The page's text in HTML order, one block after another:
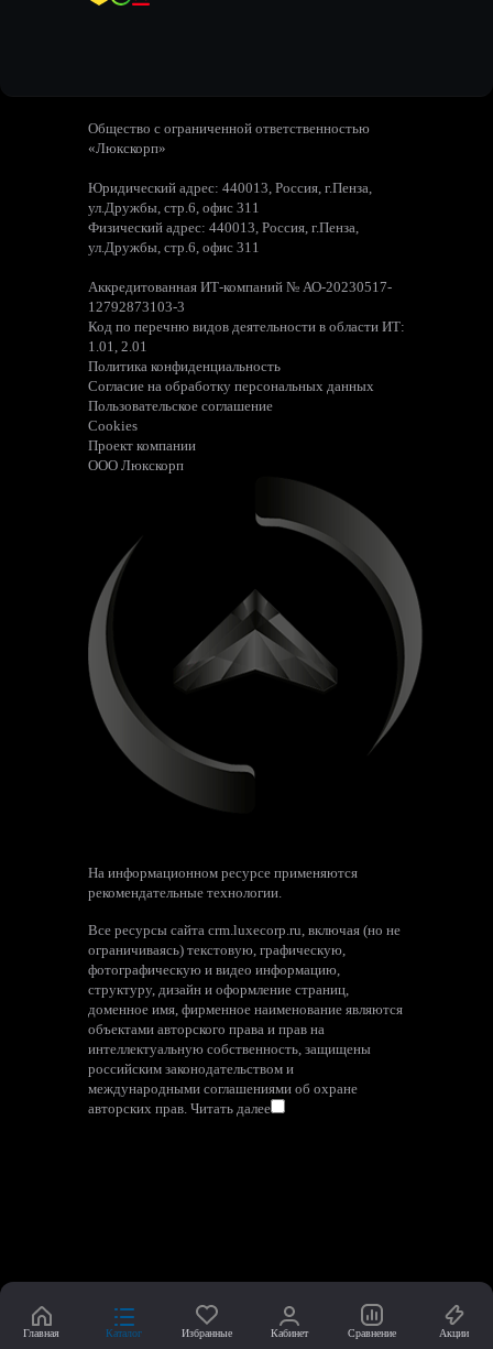
Общество с ограниченной ответственностью
«Люкскорп»
Юридический адрес: 440013, Россия, г.Пенза,
ул.Дружбы, стр.6, офис 311
Физический адрес: 440013, Россия, г.Пенза,
ул.Дружбы, стр.6, офис 311
Аккредитованная ИТ-компаний № АО-20230517-
12792873103-3
Код по перечню видов деятельности в области ИТ:
1.01, 2.01
Политика конфиденциальность
Согласие на обработку персональных данных
Пользовательское соглашение
Cookies
Проект компании
ООО Люкскорп
На информационном ресурсе применяются
рекомендательные технологии.
Все ресурсы сайта crm.luxecorp.ru, включая (но не
ограничиваясь) текстовую, графическую,
фотографическую и видео информацию,
структуру, дизайн и оформление страниц,
доменное имя, фирменное наименование являются
объектами авторского права и прав на
интеллектуальную собственность, защищены
российским законодательством и
международными соглашениями об охране
авторских прав. Читать далее
Главная Каталог Избранные Кабинет Сравнение Акции